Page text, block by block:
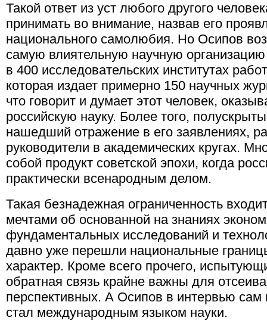
Такой ответ из уст любого другого
принимать во внимание, назвав его
национального самолюбия. Но Осипов
самую влиятельную научную
в 400 исследовательских институтах
которая издает примерно 150 научных
что говорит и думает этот человек,
российскую науку. Более того,
нашедший отражение в его заявлениях,
руководители в академических кругах.
собой продукт советской эпохи, когда
практически всенародным делом.
Такая безнадежная ограниченность
мечтами об основанной на знаниях
фундаментальных исследований и
давно уже перешли национальные
характер. Кроме всего прочего,
обратная связь крайне важны для
перспективных. А Осипов в интервью сам
стал международным языком науки.